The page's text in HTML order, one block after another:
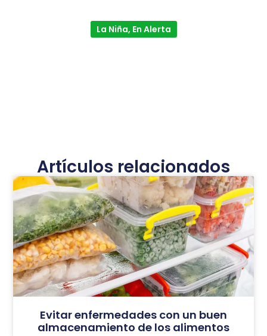
La Niña, En Alerta
Artículos relacionados
Evitar enfermedades con un buen
almacenamiento de los alimentos